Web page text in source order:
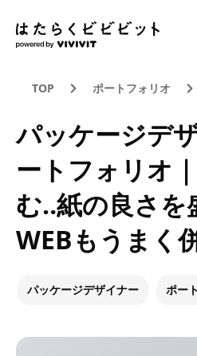
TOP ポートフォリオ
パッケージデ
ートフォリオ
む‥紙の良さを
WEBもうまく
パッケージデザイナー ポー